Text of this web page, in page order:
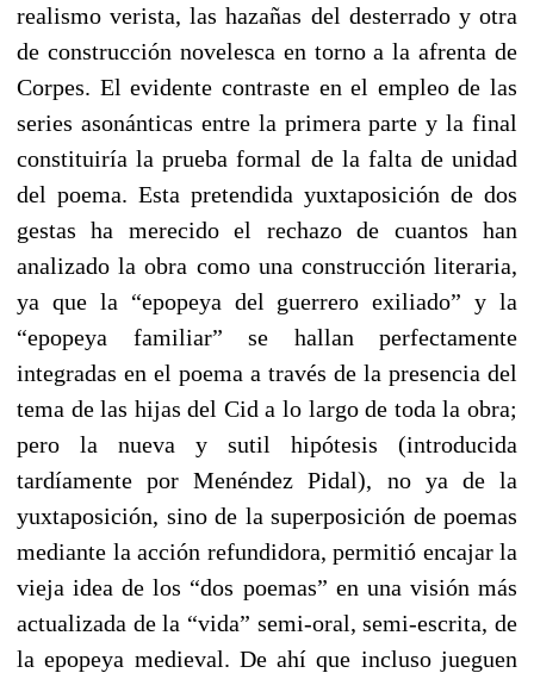
realismo verista, las hazañas del desterrado y otra
de construcción novelesca en torno a la afrenta de
Corpes. El evidente contraste en el empleo de las
series asonánticas entre la primera parte y la final
constituiría la prueba formal de la falta de unidad
del poema. Esta pretendida yuxtaposición de dos
gestas ha merecido el rechazo de cuantos han
analizado la obra como una construcción literaria,
ya que la “epopeya del guerrero exiliado” y la
“epopeya familiar” se hallan perfectamente
integradas en el poema a través de la presencia del
tema de las hijas del Cid a lo largo de toda la obra;
pero la nueva y sutil hipótesis (introducida
tardíamente por Menéndez Pidal), no ya de la
yuxtaposición, sino de la superposición de poemas
mediante la acción refundidora, permitió encajar la
vieja idea de los “dos poemas” en una visión más
actualizada de la “vida” semi-oral, semi-escrita, de
la epopeya medieval. De ahí que incluso jueguen